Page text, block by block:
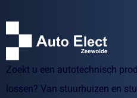
Zoekt u een autotechnisch
lossen? Van stuurhuizen en